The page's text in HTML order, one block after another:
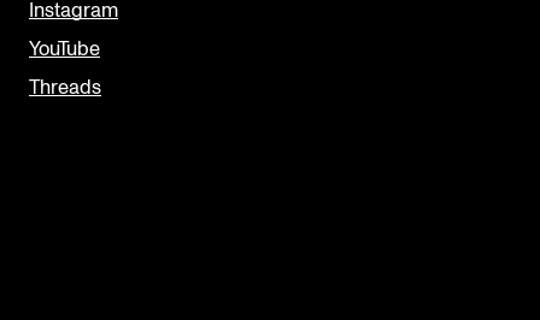
Instagram
YouTube
Threads